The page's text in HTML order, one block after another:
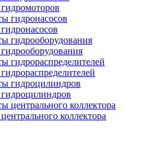
коллектора